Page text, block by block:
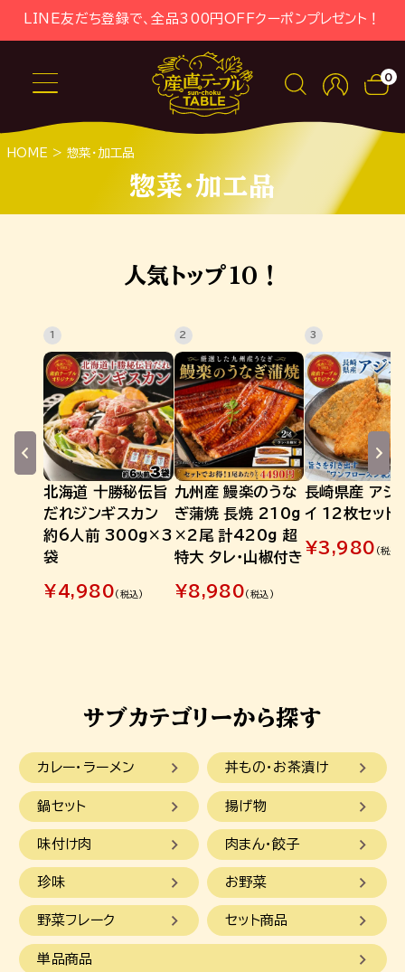
LINE友だち登録で、全品300円OFFクーポンプレゼント！
0
HOME 惣菜・加工品
惣菜・加工品
人気トップ10！
1
北海道 十勝秘伝旨
だれジンギスカン
約6人前 300g×3
袋
¥ 4,980 (税込)
2
九州産 鰻楽のうな
ぎ蒲焼 長焼 210g
×2尾 計420g 超
特大 タレ・山椒付き
¥8,980 (税込)
3
長崎県産 アジ
イ 12枚セット
¥3,980 (税込)
カレー・ラーメン 丼もの・お茶漬け
鍋セット 揚げ物
味付け肉 肉まん・餃子
珍味 お野菜
野菜フレーク セット商品
単品商品